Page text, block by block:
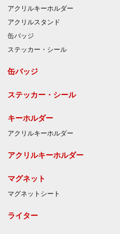
アクリルキーホルダー
アクリルスタンド
缶バッジ
ステッカー・シール
缶バッジ
ステッカー・シール
キーホルダー
アクリルキーホルダー
アクリルキーホルダー
マグネット
マグネットシート
ライター